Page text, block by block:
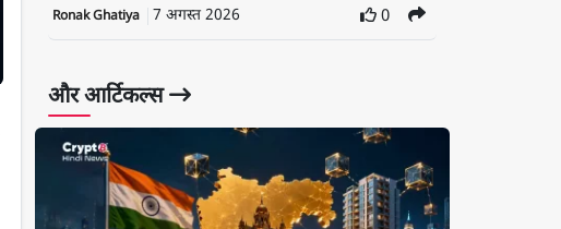
Ronak Ghatiya 7 अगस्त 2026 0
और आर्टिकल्स